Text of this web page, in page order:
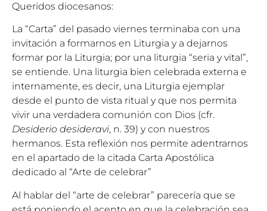
Queridos diocesanos:
La “Carta” del pasado viernes terminaba con una
invitación a formarnos en Liturgia y a dejarnos
formar por la Liturgia; por una liturgia “seria y vital”,
se entiende. Una liturgia bien celebrada externa e
internamente, es decir, una Liturgia ejemplar
desde el punto de vista ritual y que nos permita
vivir una verdadera comunión con Dios (cfr.
Desiderio desideravi, n. 39) y con nuestros
hermanos. Esta reflexión nos permite adentrarnos
en el apartado de la citada Carta Apostólica
dedicado al “Arte de celebrar”
Al hablar del “arte de celebrar” parecería que se